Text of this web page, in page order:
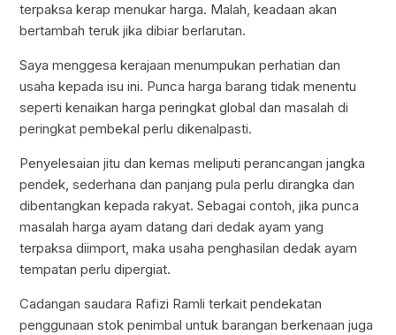
terpaksa kerap menukar harga. Malah, keadaan akan
bertambah teruk jika dibiar berlarutan.
Saya menggesa kerajaan menumpukan perhatian dan
usaha kepada isu ini. Punca harga barang tidak menentu
seperti kenaikan harga peringkat global dan masalah di
peringkat pembekal perlu dikenalpasti.
Penyelesaian jitu dan kemas meliputi perancangan jangka
pendek, sederhana dan panjang pula perlu dirangka dan
dibentangkan kepada rakyat. Sebagai contoh, jika punca
masalah harga ayam datang dari dedak ayam yang
terpaksa diimport, maka usaha penghasilan dedak ayam
tempatan perlu dipergiat.
Cadangan saudara Rafizi Ramli terkait pendekatan
penggunaan stok penimbal untuk barangan berkenaan juga